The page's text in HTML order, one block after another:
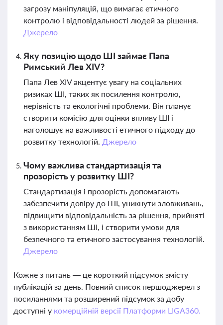
загрозу маніпуляцій, що вимагає етичного
контролю і відповідальності людей за рішення.
Джерело
Яку позицію щодо ШІ займає Папа
Римський Лев XIV?
Папа Лев XIV акцентує увагу на соціальних
ризиках ШІ, таких як посилення контролю,
нерівність та екологічні проблеми. Він планує
створити комісію для оцінки впливу ШІ і
наголошує на важливості етичного підходу до
розвитку технологій. Джерело
Чому важлива стандартизація та
прозорість у розвитку ШІ?
Стандартизація і прозорість допомагають
забезпечити довіру до ШІ, уникнути зловживань,
підвищити відповідальність за рішення, прийняті
з використанням ШІ, і створити умови для
безпечного та етичного застосування технологій.
Джерело
Кожне з питань — це короткий підсумок змісту
публікацій за день. Повний список першоджерел з
посиланнями та розширений підсумок за добу
доступні у комерційній версії Платформи LIGA360.